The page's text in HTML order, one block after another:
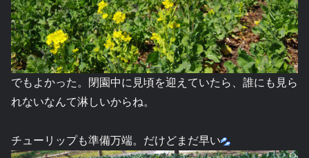
でもよかった。閉園中に見頃を迎えていたら、誰にも見ら
れないなんて淋しいからね。
チューリップも準備万端。だけどまだ早い